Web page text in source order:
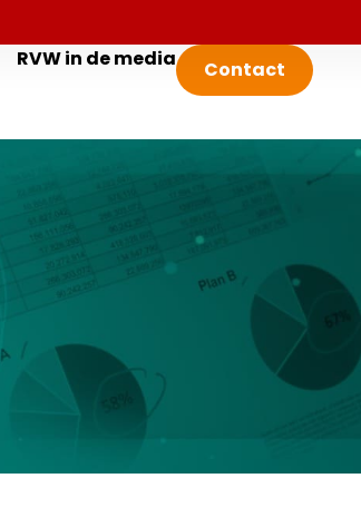
RVW in de media Contact